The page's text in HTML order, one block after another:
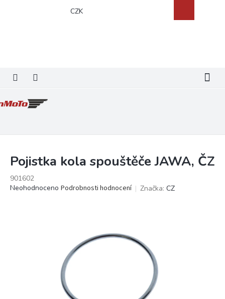
CZK
košík
Pojistka kola spouštěče JAWA, ČZ
901602
Průměrné
Neohodnoceno Podrobnosti hodnocení Značka: CZ